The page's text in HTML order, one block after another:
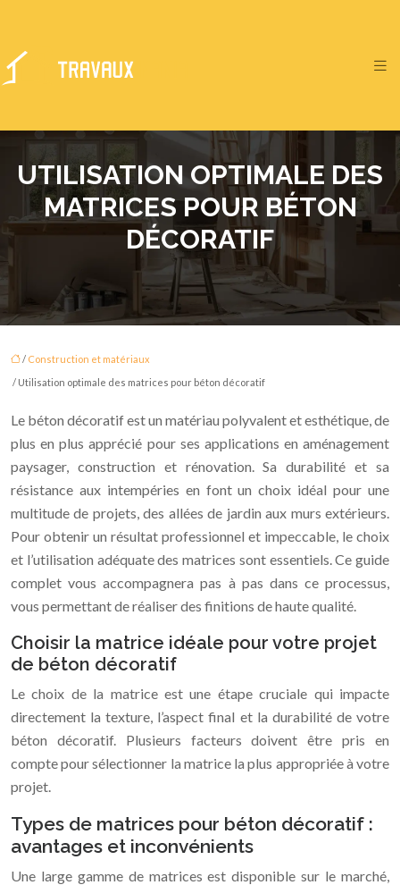
UTILISATION OPTIMALE DES
MATRICES POUR BÉTON
DÉCORATIF
/ Construction et matériaux
/ Utilisation optimale des matrices pour béton décoratif
Le béton décoratif est un matériau polyvalent et esthétique, de
plus en plus apprécié pour ses applications en aménagement
paysager, construction et rénovation. Sa durabilité et sa
résistance aux intempéries en font un choix idéal pour une
multitude de projets, des allées de jardin aux murs extérieurs.
Pour obtenir un résultat professionnel et impeccable, le choix
et l’utilisation adéquate des matrices sont essentiels. Ce guide
complet vous accompagnera pas à pas dans ce processus,
vous permettant de réaliser des finitions de haute qualité.
Choisir la matrice idéale pour votre projet
de béton décoratif
Le choix de la matrice est une étape cruciale qui impacte
directement la texture, l’aspect final et la durabilité de votre
béton décoratif. Plusieurs facteurs doivent être pris en
compte pour sélectionner la matrice la plus appropriée à votre
projet.
Types de matrices pour béton décoratif :
avantages et inconvénients
Une large gamme de matrices est disponible sur le marché,